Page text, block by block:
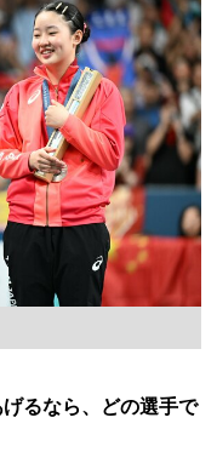
るなら、どの選手で